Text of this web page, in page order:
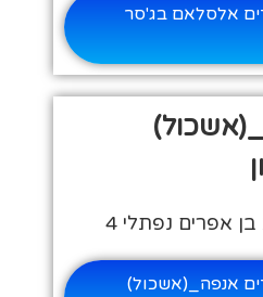
אלסלאם בג'סר
אפרים נפתלי 4
אנפה_(אשכול)